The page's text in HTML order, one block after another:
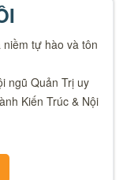
tự hào và tôn
ngũ Quản Trị uy
Kiến Trúc & Nội